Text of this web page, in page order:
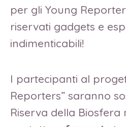
per gli Young
riservati gadgets e
indimenticabili!
I partecipanti al
Reporters” saranno
Riserva della Biosfera